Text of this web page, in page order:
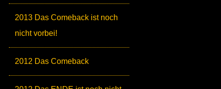
2013 Das Comeback ist noch
nicht vorbei!
2012 Das Comeback